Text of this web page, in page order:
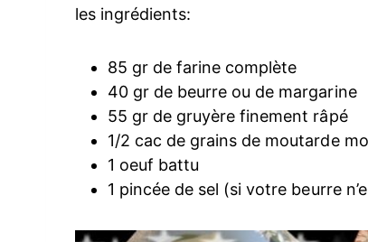
les ingrédients:
85 gr de farine complète
40 gr de beurre ou de margarine
55 gr de gruyère finement râpé
1/2 cac de grains de moutarde
1 oeuf battu
1 pincée de sel (si votre beurre